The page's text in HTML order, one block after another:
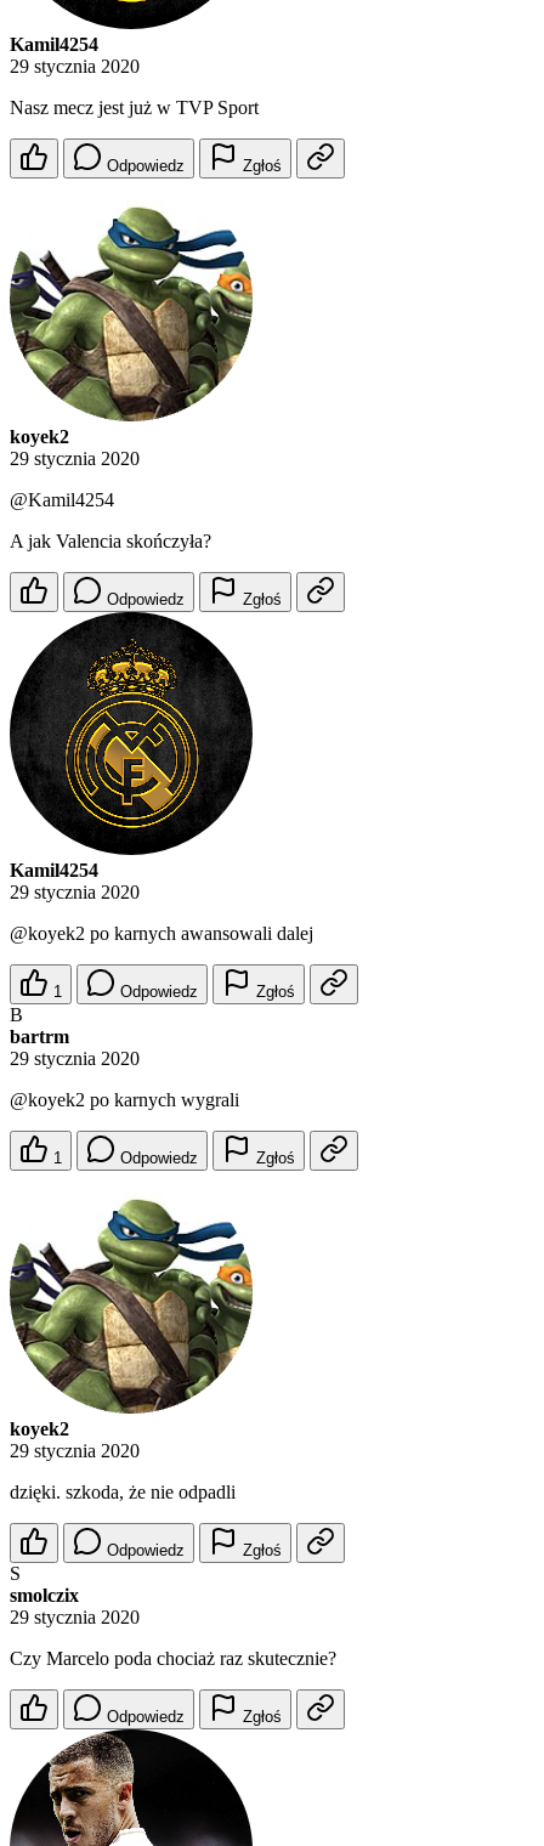
Kamil4254
29 stycznia 2020
Nasz mecz jest już w TVP Sport
Odpowiedz Zgłoś
koyek2
29 stycznia 2020
@Kamil4254
A jak Valencia skończyła?
Odpowiedz Zgłoś
Kamil4254
29 stycznia 2020
@koyek2 po karnych awansowali dalej
1 Odpowiedz Zgłoś
B
bartrm
29 stycznia 2020
@koyek2 po karnych wygrali
1 Odpowiedz Zgłoś
koyek2
29 stycznia 2020
dzięki. szkoda, że nie odpadli
Odpowiedz Zgłoś
S
smolczix
29 stycznia 2020
Czy Marcelo poda chociaż raz skutecznie?
Odpowiedz Zgłoś